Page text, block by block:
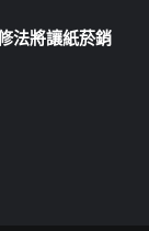
法將讓紙菸銷